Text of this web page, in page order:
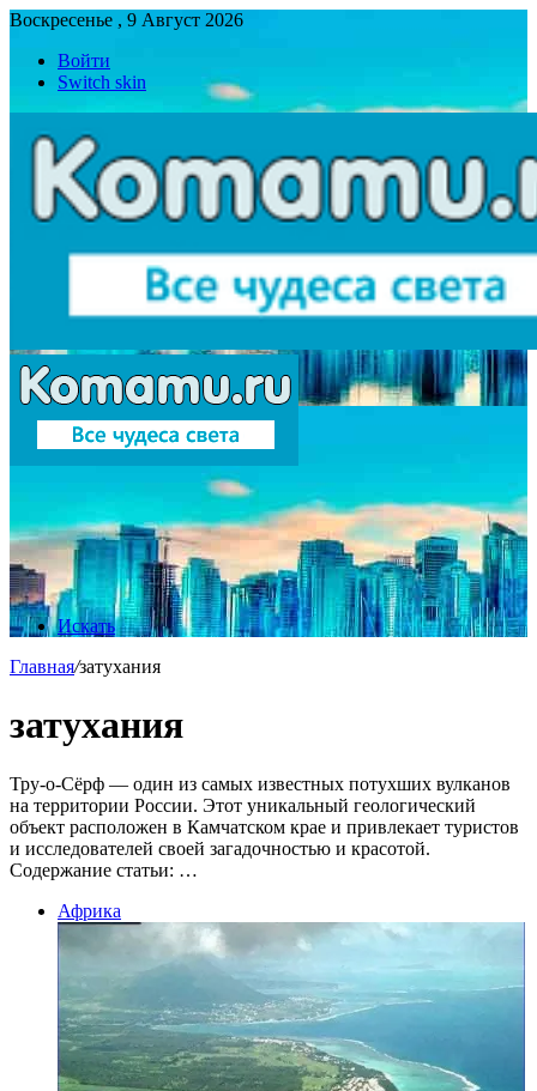
Воскресенье , 9 Август 2026
Войти
Switch skin
Искать
Главная/затухания
затухания
Тру-о-Сёрф — один из самых известных потухших вулканов
на территории России. Этот уникальный геологический
объект расположен в Камчатском крае и привлекает туристов
и исследователей своей загадочностью и красотой.
Содержание статьи: …
Африка